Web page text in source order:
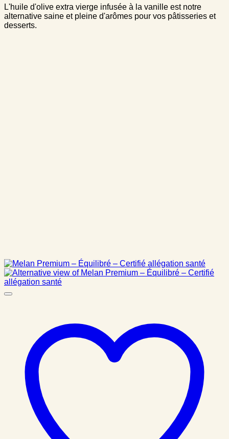
L'huile d'olive extra vierge infusée à la vanille est notre
alternative saine et pleine d'arômes pour vos pâtisseries et
desserts.